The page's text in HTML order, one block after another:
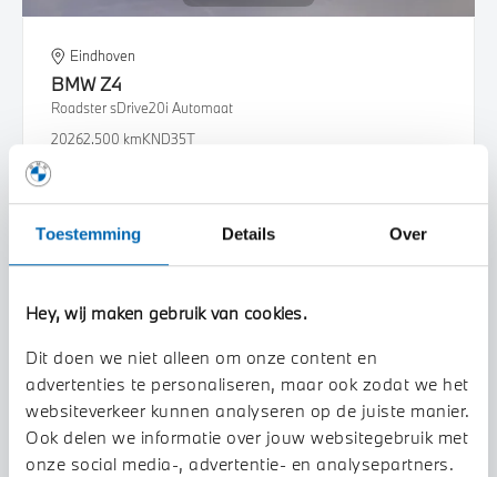
Toestemming Details Over
Hey, wij maken gebruik van cookies.
Dit doen we niet alleen om onze content en
advertenties te personaliseren, maar ook zodat we het
websiteverkeer kunnen analyseren op de juiste manier.
Ook delen we informatie over jouw websitegebruik met
onze social media-, advertentie- en analysepartners.
Eindhoven
BMWZ4
Roadster sDrive20i Automaat
20262.500 kmKND35T
Bekijk details